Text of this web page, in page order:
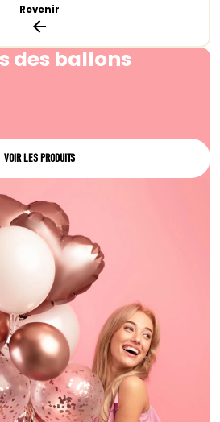
Revenir
des ballons
VOIR LES PRODUITS